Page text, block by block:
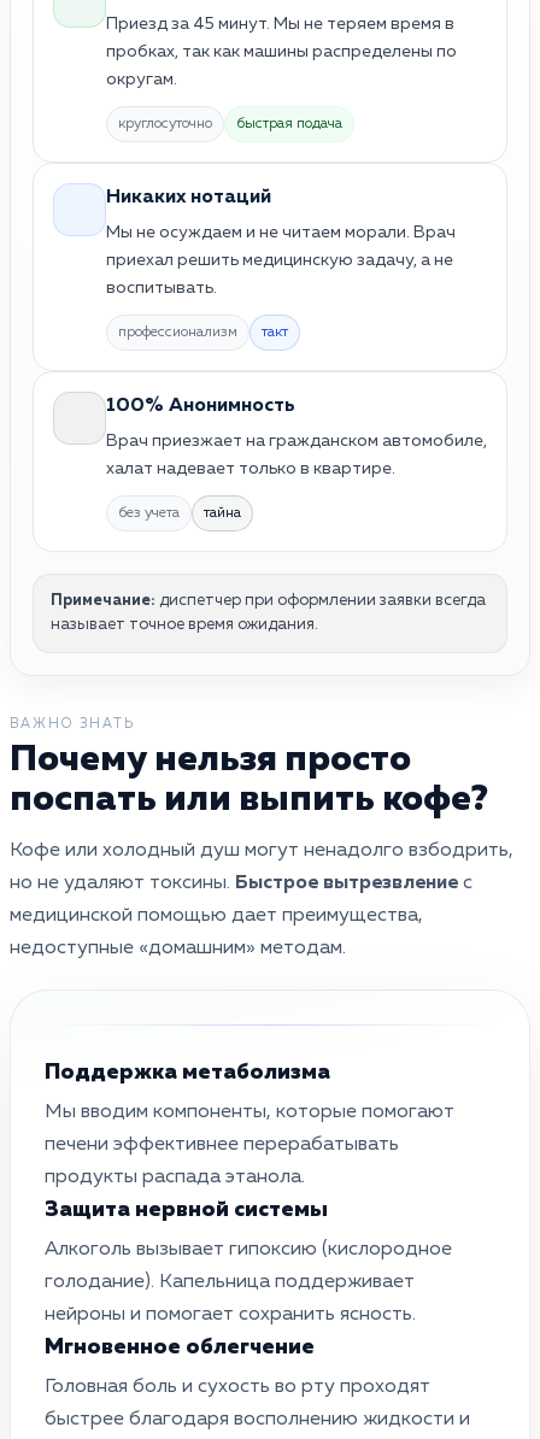
Приезд за 45 минут. Мы не теряем время в
пробках, так как машины распределены по
округам.
круглосуточно быстрая подача
Никаких нотаций
Мы не осуждаем и не читаем морали. Врач
приехал решить медицинскую задачу, а не
воспитывать.
профессионализм такт
100% Анонимность
Врач приезжает на гражданском автомобиле,
халат надевает только в квартире.
без учета тайна
Примечание: диспетчер при оформлении заявки всегда
называет точное время ожидания.
ВАЖНО ЗНАТЬ
Почему нельзя просто
поспать или выпить кофе?
Кофе или холодный душ могут ненадолго взбодрить,
но не удаляют токсины. Быстрое вытрезвление с
медицинской помощью дает преимущества,
недоступные «домашним» методам.
Поддержка метаболизма
Мы вводим компоненты, которые помогают
печени эффективнее перерабатывать
продукты распада этанола.
Защита нервной системы
Алкоголь вызывает гипоксию (кислородное
голодание). Капельница поддерживает
нейроны и помогает сохранить ясность.
Мгновенное облегчение
Головная боль и сухость во рту проходят
быстрее благодаря восполнению жидкости и